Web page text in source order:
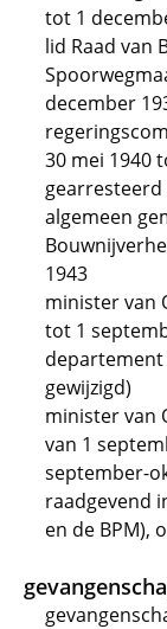
tot 1
lid Raad van
december
30 mei 1940
gearresteerd
algemeen
1943
minister van
tot 1
departement
gewijzigd)
minister van
van 1
september-
raadgevend
en de BPM),